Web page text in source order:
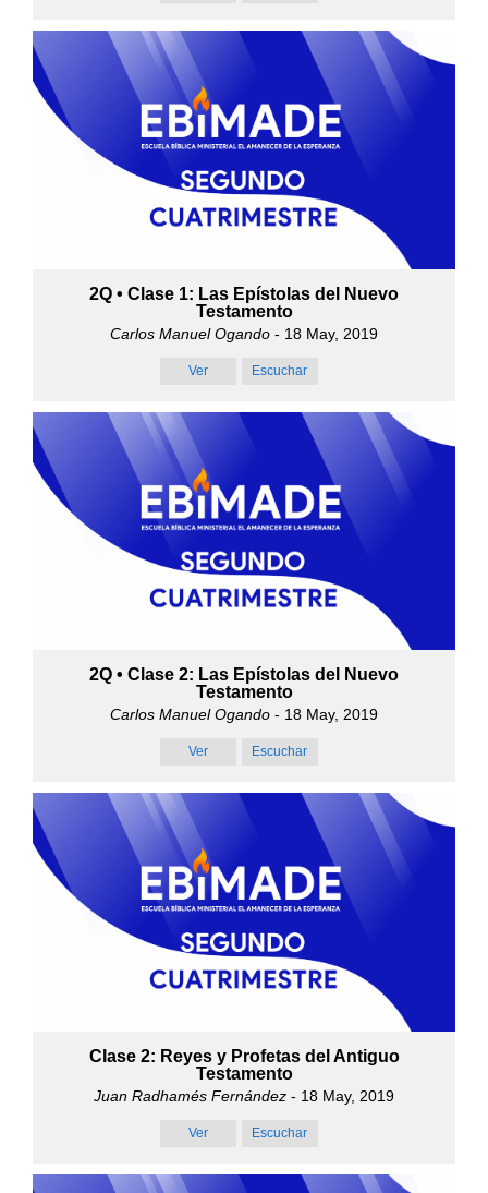
2Q • Clase 1: Las Epístolas del Nuevo
Testamento
Carlos Manuel Ogando - 18 May, 2019
Ver Escuchar
2Q • Clase 2: Las Epístolas del Nuevo
Testamento
Carlos Manuel Ogando - 18 May, 2019
Ver Escuchar
Clase 2: Reyes y Profetas del Antiguo
Testamento
Juan Radhamés Fernández - 18 May, 2019
Ver Escuchar